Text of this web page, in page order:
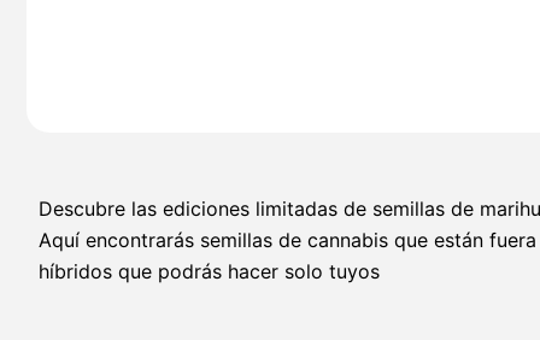
Descubre las ediciones limitadas de semillas de
Aquí encontrarás semillas de cannabis que están
híbridos que podrás hacer solo tuyos